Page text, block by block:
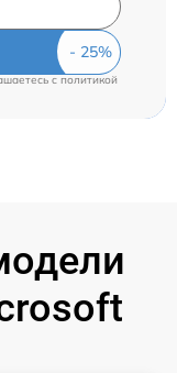
cполитикой